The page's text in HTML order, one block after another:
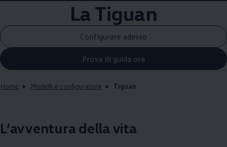
La Tiguan
Configurare adesso
Prova di guida ora
Home Modelli e configuratore Tiguan
L’avventura della vita